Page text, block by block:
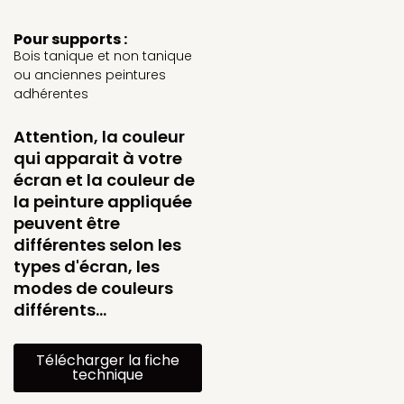
Pour supports :
Bois tanique et non tanique
ou anciennes peintures
adhérentes
Attention, la couleur
qui apparait à votre
écran et la couleur de
la peinture appliquée
peuvent être
différentes selon les
types d'écran, les
modes de couleurs
différents…
Télécharger la fiche
technique